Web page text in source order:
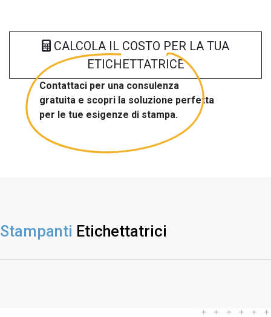
CALCOLA IL COSTO PER LA TUA
ETICHETTATRICE
Contattaci per una consulenza
gratuita e scopri la soluzione perfetta
per le tue esigenze di stampa.
Stampanti Etichettatrici